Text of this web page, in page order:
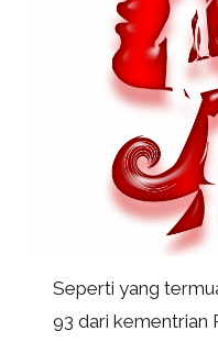
Seperti yang
93 dari kementrian